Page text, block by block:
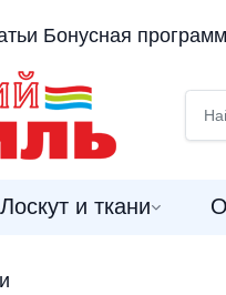
Бонусная
Лоскут и ткани